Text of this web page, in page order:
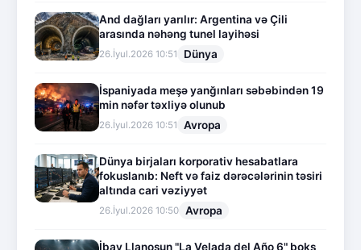
And dağları yarılır: Argentina və Çili
arasında nəhəng tunel layihəsi
26.İyul.2026 10:51 Dünya
İspaniyada meşə yanğınları səbəbindən 19
min nəfər təxliyə olunub
26.İyul.2026 10:51 Avropa
Dünya birjaları korporativ hesabatlara
fokuslanıb: Neft və faiz dərəcələrinin təsiri
altında cari vəziyyət
26.İyul.2026 10:50 Avropa
İbay Llanosun "La Velada del Año 6" boks